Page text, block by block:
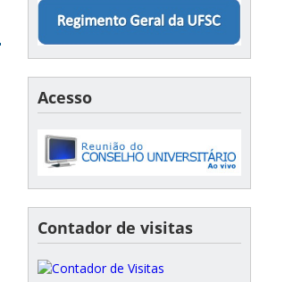
Acesso
Contador de visitas